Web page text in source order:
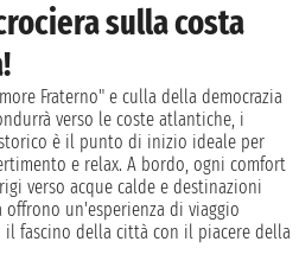
sulla costa
Fraterno" e culla della democrazia
verso le coste atlantiche, i
è il punto di inizio ideale per
e relax. A bordo, ogni comfort
verso acque calde e destinazioni
offrono un'esperienza di viaggio
fascino della città con il piacere della